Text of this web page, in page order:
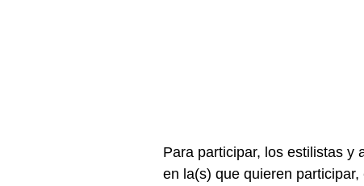
Para participar, los estilistas y
en la(s) que quieren